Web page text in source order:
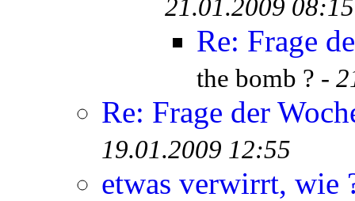
21.01.2009 08:15
Re: Frage
the bomb ? -
Re: Frage der
19.01.2009 12:55
etwas verwirrt, wie